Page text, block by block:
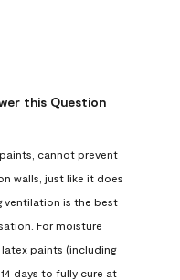
this Question
cannot prevent
walls, just like it does
ventilation is the best
For moisture
paints (including
days to fully cure at